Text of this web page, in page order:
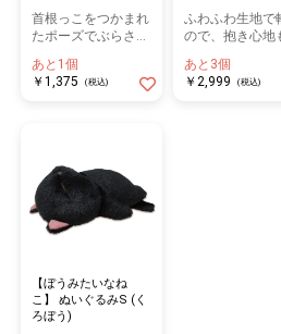
首根っこをつかまれ
たポーズでぶらさが
あと1個
￥1,375
(税込)
ふわふわ生地で
ので、抱き心地
あと3個
￥2,999
(税込)
【ぼうみたいなね
こ】 ぬいぐるみS (く
ろぼう)